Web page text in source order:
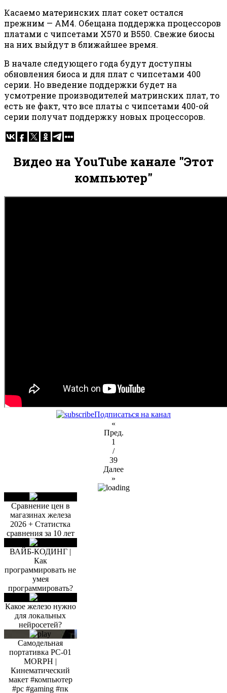
Касаемо материнских плат сокет остался
прежним — AM4. Обещана поддержка процессоров
платами с чипсетами X570 и B550. Свежие биосы
на них выйдут в ближайшее время.
В начале следующего года будут доступны
обновления биоса и для плат с чипсетами 400
серии. Но введение поддержки будет на
усмотрение производителей матринских плат, то
есть не факт, что все платы с чипсетами 400-ой
серии получат поддержку новых процессоров.
Видео на YouTube канале "Этот
компьютер"
Подписаться на канал
«
Пред.
1
/
39
Далее
»
Сравнение цен в
магазинах железа
2026 + Статистка
сравнения за 10 лет
ВАЙБ-КОДИНГ |
Как
программировать не
умея
программировать?
Какое железо нужно
для локальных
нейросетей?
Самодельная
портативка PC-01
MORPH |
Кинематический
макет #компьютер
#pc #gaming #пк